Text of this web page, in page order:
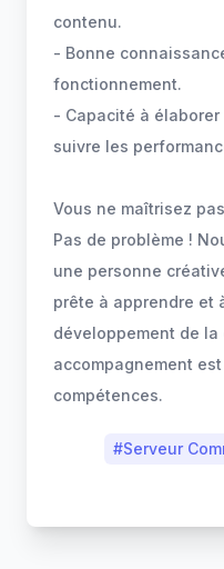
contenu.
- Bonne
fonctionnement.
- Capacité à
suivre les
Vous ne maîtrisez
Pas de problème !
une personne
prête à apprendre et
développement de la
accompagnement
compétences.
#Serveur